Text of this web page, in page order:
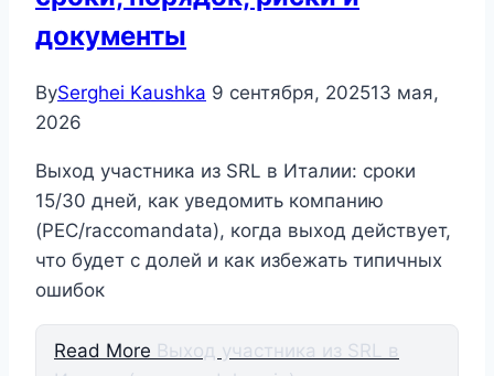
документы
BySerghei Kaushka 9 сентября, 202513 мая,
2026
Выход участника из SRL в Италии: сроки
15/30 дней, как уведомить компанию
(PEC/raccomandata), когда выход действует,
что будет с долей и как избежать типичных
ошибок
Read More Выход участника из SRL в